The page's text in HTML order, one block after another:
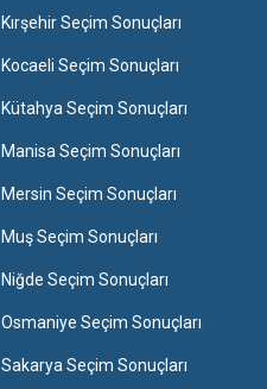
Kırşehir Seçim Sonuçları
Kocaeli Seçim Sonuçları
Kütahya Seçim Sonuçları
Manisa Seçim Sonuçları
Mersin Seçim Sonuçları
Muş Seçim Sonuçları
Niğde Seçim Sonuçları
Osmaniye Seçim Sonuçları
Sakarya Seçim Sonuçları